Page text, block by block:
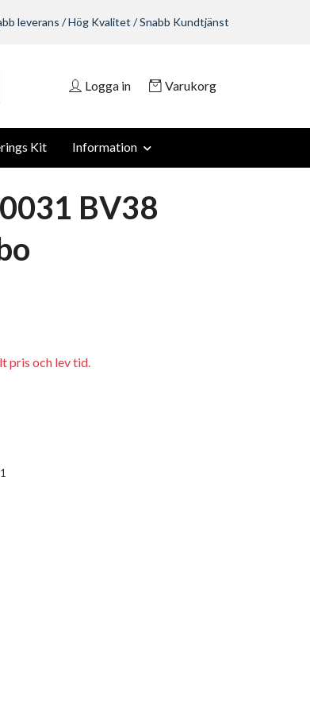
leverans / Hög Kvalitet / Snabb Kundtjänst
Logga in Varukorg
Kit Information
BV38
pris och lev tid.